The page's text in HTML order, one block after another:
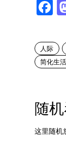
人际
简化生活
随
这里随机